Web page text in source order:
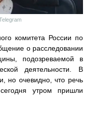
комитета России по
о расследовании
подозреваемой в
деятельности. В
но очевидно, что речь
утром пришли